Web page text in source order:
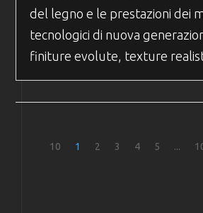
del legno e le prestazioni dei
tecnologici di nuova
finiture evolute, texture
10
1 2 3 4 5 ...